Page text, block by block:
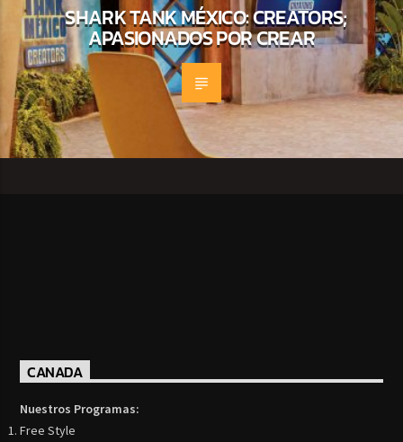
SHARK TANK MÉXICO: CREATORS;
APASIONADOS POR CREAR
CANADA
Nuestros Programas:
Free Style